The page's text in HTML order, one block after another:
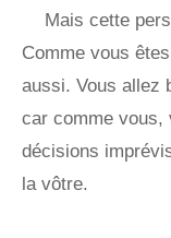
Mais cette
Comme vous
aussi. Vous allez
car comme vous,
décisions
la vôtre.